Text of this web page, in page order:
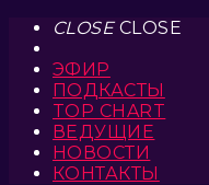
CLOSECLOSE
ЭФИР
ПОДКАСТЫ
TOP CHART
ВЕДУЩИЕ
НОВОСТИ
КОНТАКТЫ